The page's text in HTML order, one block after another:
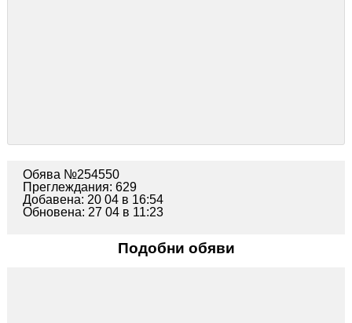
Обява №254550
Преглеждания: 629
Добавена: 20 04 в 16:54
Обновена: 27 04 в 11:23
Подобни обяви